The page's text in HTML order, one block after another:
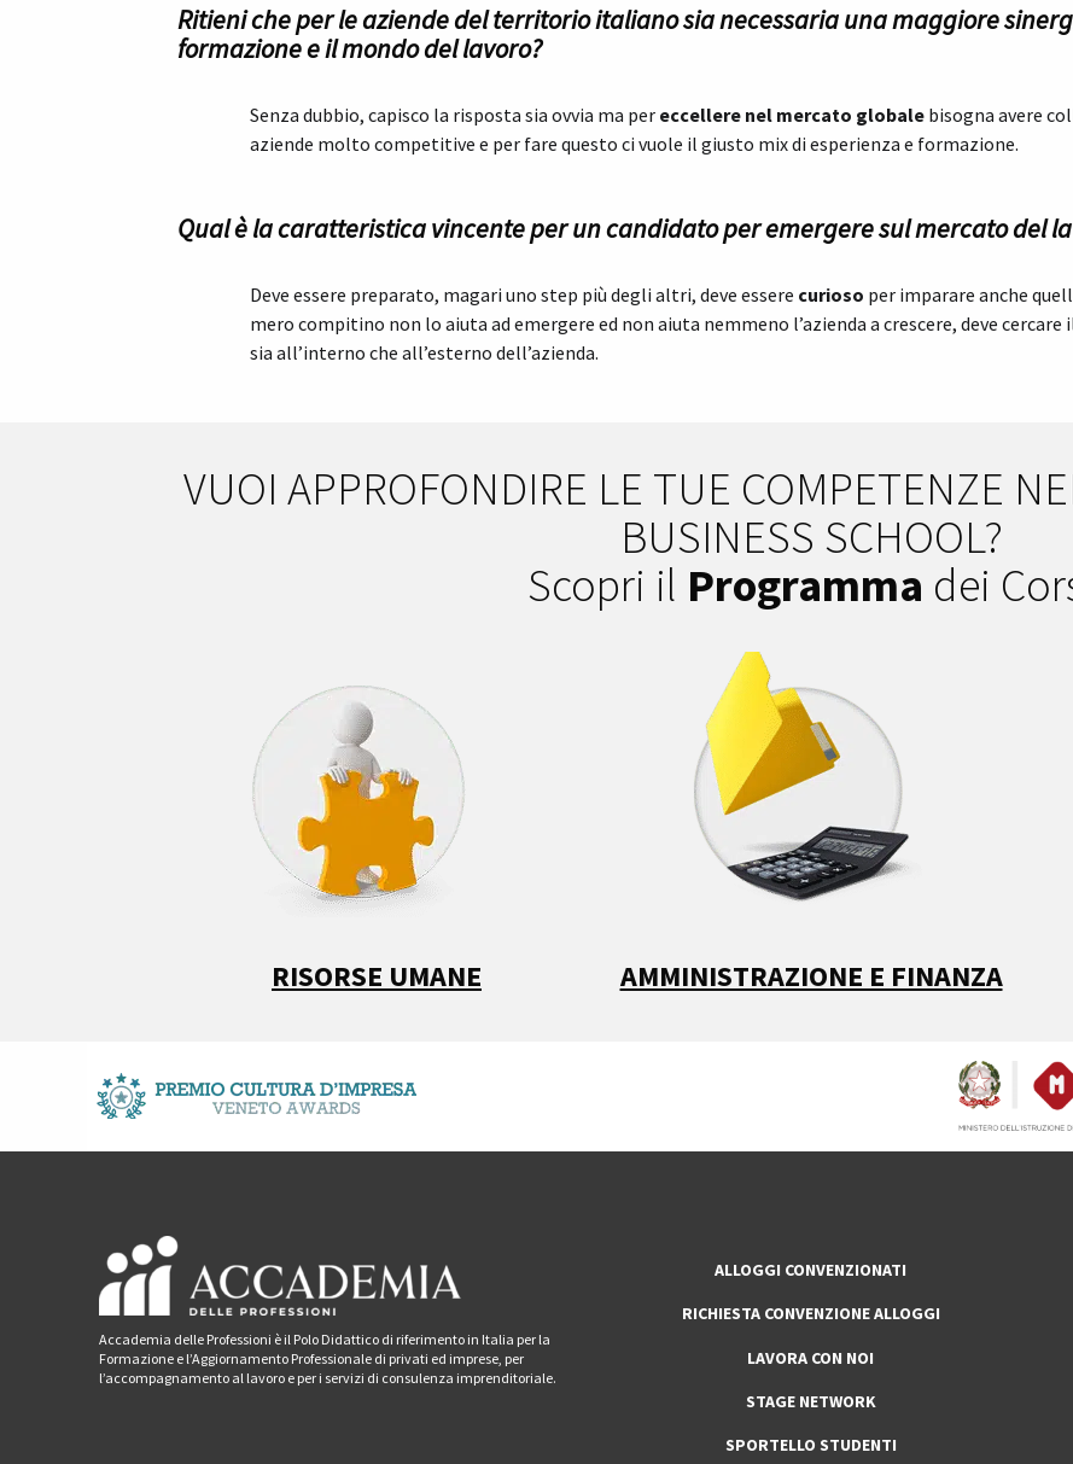
Ritieni che per le aziende del territorio italiano sia necessaria una maggiore
formazione e il mondo del lavoro?
Senza dubbio, capisco la risposta sia ovvia ma per eccellere nel mercato globale bisogna avere
aziende molto competitive e per fare questo ci vuole il giusto mix di esperienza e formazione.
Qual è la caratteristica vincente per un candidato per emergere sul mercato del
Deve essere preparato, magari uno step più degli altri, deve essere curioso per imparare anche
mero compitino non lo aiuta ad emergere ed non aiuta nemmeno l’azienda a crescere, deve cercare
sia all’interno che all’esterno dell’azienda.
VUOI APPROFONDIRE LE TUE COMPETENZE
BUSINESS SCHOOL?
Scopri il Programma dei
RISORSE UMANE AMMINISTRAZIONE E FINANZA
Accademia delle Professioni è il Polo Didattico di riferimento in Italia per la
Formazione e l’Aggiornamento Professionale di privati ed imprese, per
l’accompagnamento al lavoro e per i servizi di consulenza imprenditoriale.
ALLOGGI CONVENZIONATI
RICHIESTA CONVENZIONE ALLOGGI
LAVORA CON NOI
STAGE NETWORK
SPORTELLO STUDENTI